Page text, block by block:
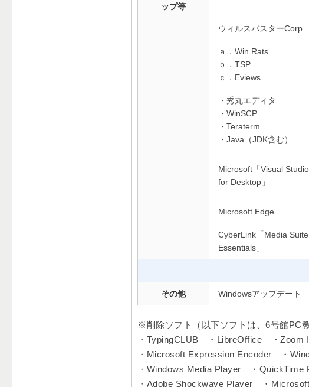
ップ等
ウィルスバスターCorp
ａ．Win Rats
ｂ．TSP
ｃ．Eviews
・秀丸エディタ
・WinSCP
・Teraterm
・Java（JDK含む）
Microsoft「Visual
for Desktop」
Microsoft Edge
CyberLink「Media Suite
Essentials」
その他 Windowsアップデート
※削除ソフト（以下ソフトは、6号館PC
・TypingCLUB ・LibreOffice ・
・Microsoft Expression Encoder ・
・Windows Media Player ・QuickTime
・Adobe Shockwave Player ・